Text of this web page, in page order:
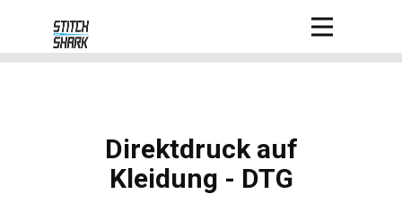
D​irektdruck auf
Kleidung - DTG